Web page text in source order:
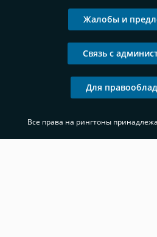
Жалобы и
Связь с
Для
Все права на рингтоны